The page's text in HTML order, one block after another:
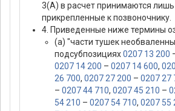
3(А) в расчет принимаются лишь
прикрепленные к позвоночнику.
4. Приведенные ниже термины
(а) "части тушек
подсубпозициях0207 13 200
0207 14 200 – 0207 14 600,
26 700, 0207 27 200 – 0207 27
– 0207 44 710, 0207 45 210 –
54 210 – 0207 54 710, 0207 55